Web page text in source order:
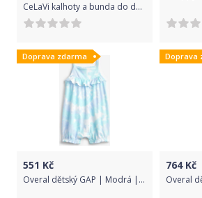
CeLaVi kalhoty a bunda do deště - Modrá velikost: 80
Doprava zdarma
551 Kč
Overal dětský GAP | Modrá | Dívčí | 6-12 měsíců
Doprava
764Kč